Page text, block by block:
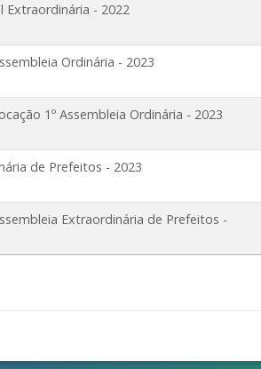
Extraordinária - 2022
Ordinária - 2023
1º Assembleia Ordinária - 2023
de Prefeitos - 2023
Extraordinária de Prefeitos -